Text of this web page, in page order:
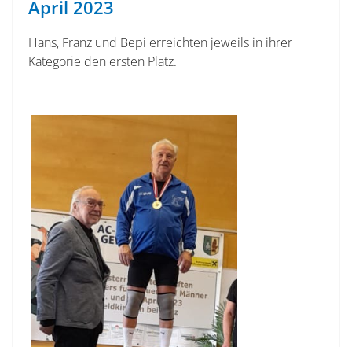
April 2023
Hans, Franz und Bepi erreichten jeweils in ihrer
Kategorie den ersten Platz.